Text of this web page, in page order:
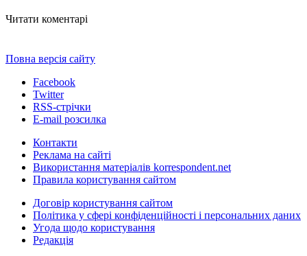
Читати коментарі
Повна версія сайту
Facebook
Twitter
RSS-стрічки
E-mail розсилка
Контакти
Реклама на сайті
Використання матеріалів korrespondent.net
Правила користування сайтом
Договір користування сайтом
Політика у сфері конфіденційності і персональних даних
Угода щодо користування
Редакція